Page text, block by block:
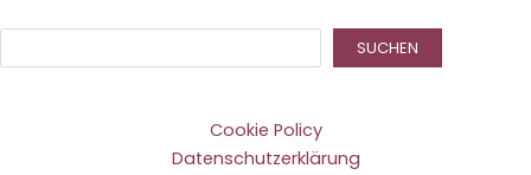
SUCHEN
Cookie Policy
Datenschutzerklärung